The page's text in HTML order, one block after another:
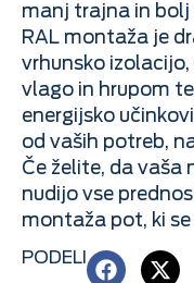
manj trajna in
RAL montaža je
vrhunsko
vlago in hrupom
energijsko
od vaših potreb,
Če želite, da vaša
nudijo vse
montaža pot, ki
PODELI